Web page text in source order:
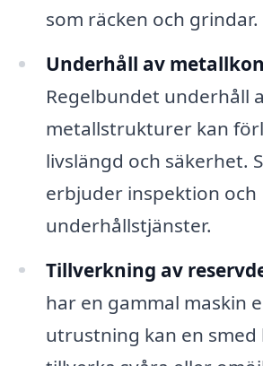
som räcken och grindar.
Underhåll av
Regelbundet underhåll
metallstrukturer kan
livslängd och säkerhet.
erbjuder inspektion och
underhållstjänster.
Tillverkning av
har en gammal maskin
utrustning kan en